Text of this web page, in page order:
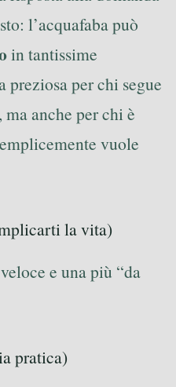
l’acquafaba può
in tantissime
preziosa per chi segue
, ma anche per chi è
vuole
la vita)
e una più “da
pratica)